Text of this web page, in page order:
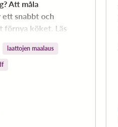
Att måla
ett snabbt och
förnya köket. Läs
laattojen maalaus